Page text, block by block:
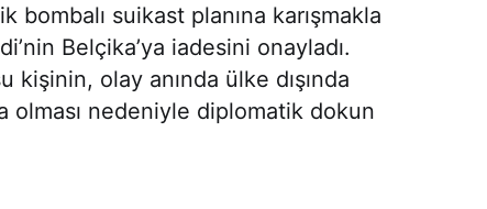
bombalı suikast planına karışmakla
Belçika’ya iadesini onayladı.
olay anında ülke dışında
olması nedeniyle diplomatik dokun